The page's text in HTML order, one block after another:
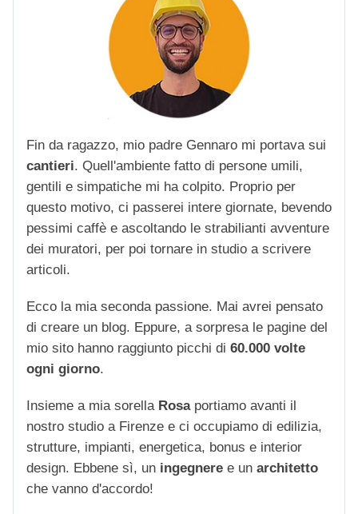
Fin da ragazzo, mio padre Gennaro mi portava sui
cantieri. Quell'ambiente fatto di persone umili,
gentili e simpatiche mi ha colpito. Proprio per
questo motivo, ci passerei intere giornate, bevendo
pessimi caffè e ascoltando le strabilianti avventure
dei muratori, per poi tornare in studio a scrivere
articoli.
Ecco la mia seconda passione. Mai avrei pensato
di creare un blog. Eppure, a sorpresa le pagine del
mio sito hanno raggiunto picchi di 60.000 volte
ogni giorno.
Insieme a mia sorella Rosaportiamo avanti il
nostro studio a Firenze e ci occupiamo di edilizia,
strutture, impianti, energetica, bonus e interior
design. Ebbene sì, un ingegnere e un architetto
che vanno d'accordo!